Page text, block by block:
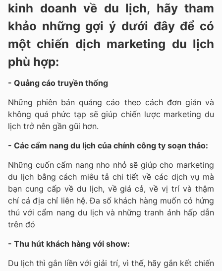
kinh doanh về du lịch, hãy tham
khảo những gợi ý dưới đây để có
một chiến dịch marketing du lịch
phù hợp:
- Quảng cáo truyền thống
Những phiên bản quảng cáo theo cách đơn giản và
không quá phức tạp sẽ giúp chiến lược marketing du
lịch trở nên gần gũi hơn.
- Các cẩm nang du lịch của chính công ty soạn thảo:
Những cuốn cẩm nang nho nhỏ sẽ giúp cho marketing
du lịch bằng cách miêu tả chi tiết về các dịch vụ mà
bạn cung cấp về du lịch, về giá cả, về vị trí và thậm
chí cả địa chỉ liên hệ. Đa số khách hàng muốn có hứng
thú với cẩm nang du lịch và những tranh ảnh hấp dẫn
trên đó
- Thu hút khách hàng với show:
Du lịch thì gắn liền với giải trí, vì thế, hãy gắn kết chiến